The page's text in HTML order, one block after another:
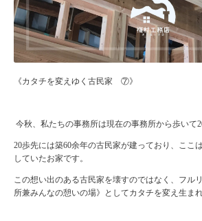
《カタチを変えゆく古民家 ⑦》
今秋、私たちの事務所は現在の事務所から歩いて
20歩先には築60余年の古民家が建っており、ここ
していたお家です。
この想い出のある古民家を壊すのではなく、フル
所兼みんなの憩いの場》としてカタチを変え生ま